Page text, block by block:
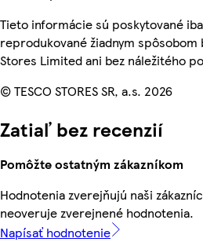
Tieto informácie sú poskytované
reprodukované žiadnym
Stores Limited ani bez náležitého
© TESCO STORES SR, a.s. 2026
Zatiaľ bez recenzií
Pomôžte ostatným zákazníkom
Hodnotenia zverejňujú naši
neoveruje zverejnené hodnotenia.
Napísať hodnotenie